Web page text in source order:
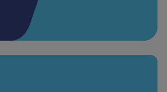
Tab)